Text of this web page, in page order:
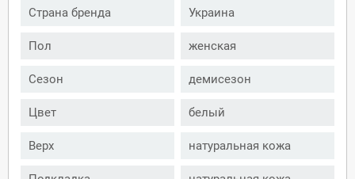
Страна бренда Украина
Пол женская
Сезон демисезон
Цвет белый
Верх натуральная кожа